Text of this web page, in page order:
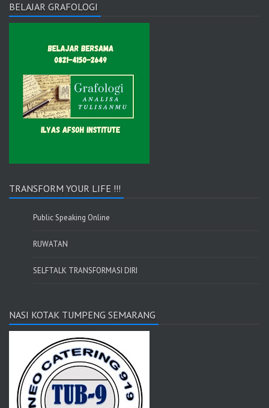
BELAJAR GRAFOLOGI
TRANSFORM YOUR LIFE !!!
Public Speaking Online
RUWATAN
SELFTALK TRANSFORMASI DIRI
NASI KOTAK TUMPENG SEMARANG